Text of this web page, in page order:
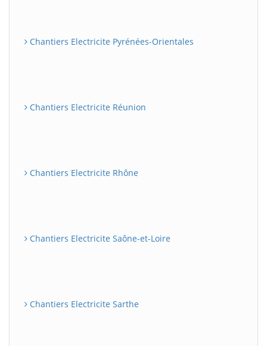
Chantiers Electricite Pyrénées-Orientales
Chantiers Electricite Réunion
Chantiers Electricite Rhône
Chantiers Electricite Saône-et-Loire
Chantiers Electricite Sarthe